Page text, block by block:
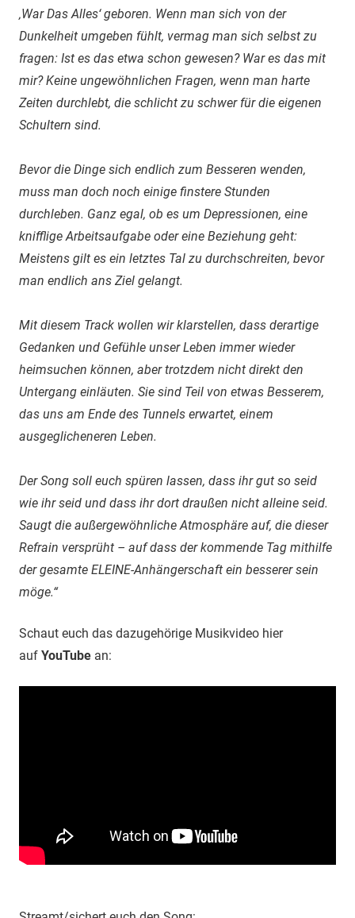
‚War Das Alles‘ geboren. Wenn man sich von der
Dunkelheit umgeben fühlt, vermag man sich selbst zu
fragen: Ist es das etwa schon gewesen? War es das mit
mir? Keine ungewöhnlichen Fragen, wenn man harte
Zeiten durchlebt, die schlicht zu schwer für die eigenen
Schultern sind.
Bevor die Dinge sich endlich zum Besseren wenden,
muss man doch noch einige finstere Stunden
durchleben. Ganz egal, ob es um Depressionen, eine
knifflige Arbeitsaufgabe oder eine Beziehung geht:
Meistens gilt es ein letztes Tal zu durchschreiten, bevor
man endlich ans Ziel gelangt.
Mit diesem Track wollen wir klarstellen, dass derartige
Gedanken und Gefühle unser Leben immer wieder
heimsuchen können, aber trotzdem nicht direkt den
Untergang einläuten. Sie sind Teil von etwas Besserem,
das uns am Ende des Tunnels erwartet, einem
ausgeglicheneren Leben.
Der Song soll euch spüren lassen, dass ihr gut so seid
wie ihr seid und dass ihr dort draußen nicht alleine seid.
Saugt die außergewöhnliche Atmosphäre auf, die dieser
Refrain versprüht – auf dass der kommende Tag mithilfe
der gesamte ELEINE-Anhängerschaft ein besserer sein
möge.“
Schaut euch das dazugehörige Musikvideo hier
auf YouTube an: